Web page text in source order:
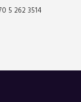
5 262 3514